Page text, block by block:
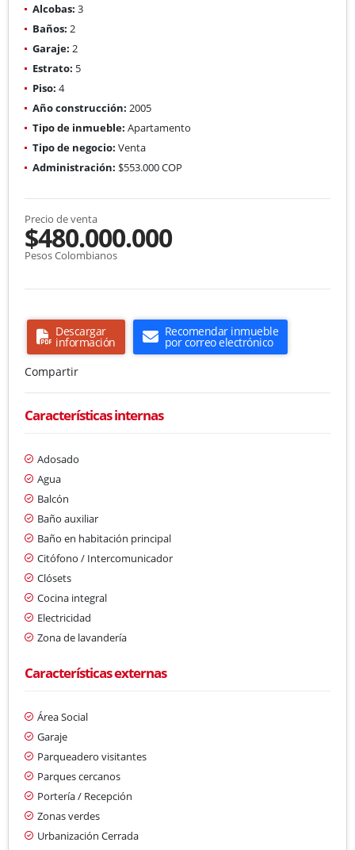
Alcobas: 3
Baños: 2
Garaje: 2
Estrato: 5
Piso: 4
Año construcción: 2005
Tipo de inmueble: Apartamento
Tipo de negocio: Venta
Administración: $553.000 COP
Precio de venta
$480.000.000
Pesos Colombianos
Descargar
información
Recomendar inmueble
por correo electrónico
Compartir
Características internas
Adosado
Agua
Balcón
Baño auxiliar
Baño en habitación principal
Citófono / Intercomunicador
Clósets
Cocina integral
Electricidad
Zona de lavandería
Características externas
Área Social
Garaje
Parqueadero visitantes
Parques cercanos
Portería / Recepción
Zonas verdes
Urbanización Cerrada